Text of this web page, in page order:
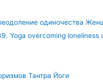
одиночества
Yoga overcoming loneliness
Тантра Йоги